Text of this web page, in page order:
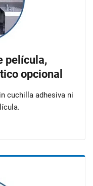
película,
opcional
cuchilla adhesiva ni